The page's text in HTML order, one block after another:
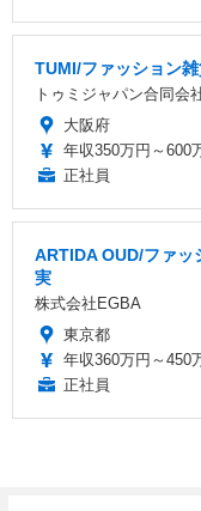
TUMI/ファッション
トゥミジャパン合同会
大阪府
年収350万円～600
正社員
ARTIDA OUD/ファッ
実
株式会社EGBA
東京都
年収360万円～450
正社員